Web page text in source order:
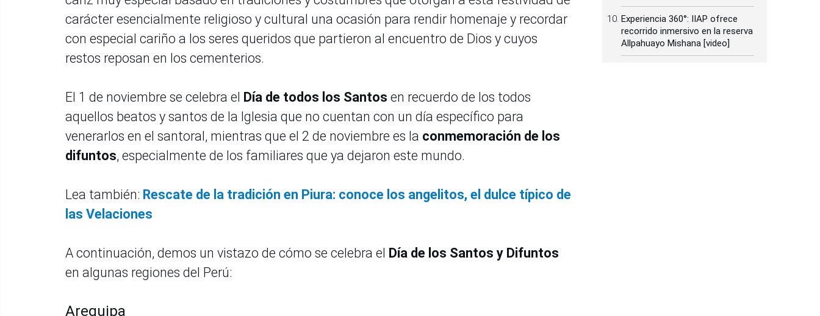
carácter esencialmente religioso y cultural una ocasión para rendir homenaje y recordar
con especial cariño a los seres queridos que partieron al encuentro de Dios y cuyos
restos reposan en los cementerios.
El 1 de noviembre se celebra el Día de todos los Santos en recuerdo de los todos
aquellos beatos y santos de la Iglesia que no cuentan con un día específico para
venerarlos en el santoral, mientras que el 2 de noviembre es la conmemoración de los
difuntos, especialmente de los familiares que ya dejaron este mundo.
Lea también: Rescate de la tradición en Piura: conoce los angelitos, el dulce típico de
las Velaciones
A continuación, demos un vistazo de cómo se celebra el Día de los Santos y Difuntos
en algunas regiones del Perú:
Arequipa
Experiencia 360°: IIAP ofrece
recorrido inmersivo en la reserva
Allpahuayo Mishana [video]